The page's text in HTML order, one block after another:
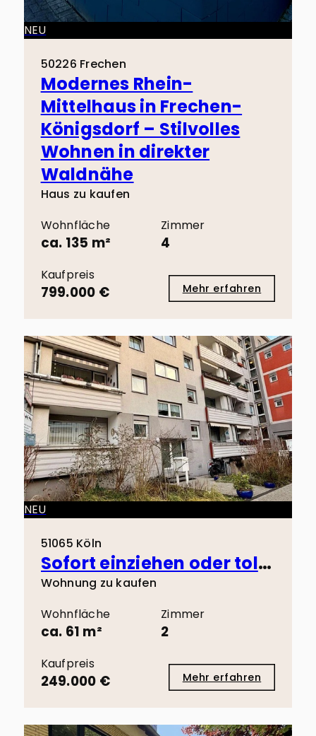
NEU
50226 Frechen
Modernes Rhein-
Mittelhaus in Frechen-
Königsdorf – Stilvolles
Wohnen in direkter
Waldnähe
Haus zu kaufen
Wohnfläche
ca. 135 m²
Zimmer
4
Kaufpreis
799.000 € Mehr erfahren
NEU
51065 Köln
Sofort einziehen oder tolle Kapitalanlage! 3 Minuten zu Fuß zum Wiener Platz!
Wohnung zu kaufen
Wohnfläche
ca. 61 m²
Zimmer
2
Kaufpreis
249.000 € Mehr erfahren